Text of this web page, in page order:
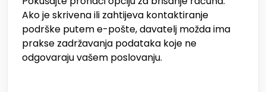
Ako je skrivena ili zahtijeva kontaktiranje
podrške putem e-pošte, davatelj možda ima
prakse zadržavanja podataka koje ne
odgovaraju vašem poslovanju.